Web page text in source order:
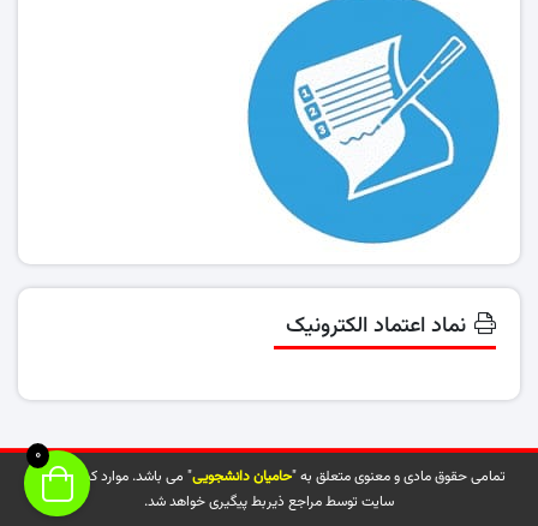
نماد اعتماد الکترونیک
تمامی حقوق مادی و معنوی متعلق به "حامیان دانشجویی" می باشد. موارد کپی شده از
سایت توسط مراجع ذیربط پیگیری خواهد شد.
0